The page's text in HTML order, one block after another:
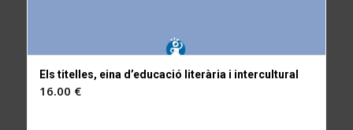
Els titelles, eina d’educació literària i intercultural
16.00 €